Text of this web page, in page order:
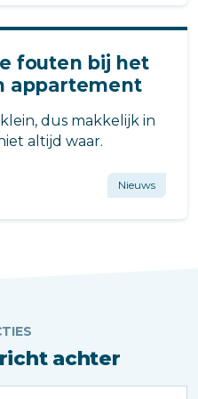
fouten bij het
appartement
dus makkelijk in
altijd waar.
Nieuws
achter